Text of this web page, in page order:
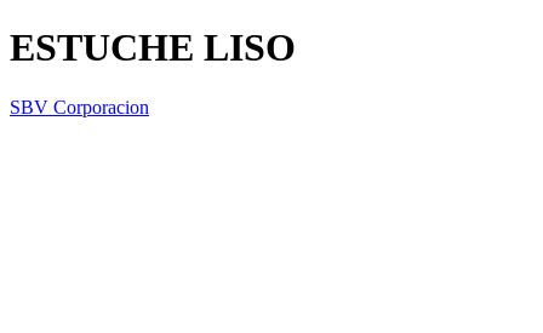
ESTUCHE LISO
SBV Corporacion